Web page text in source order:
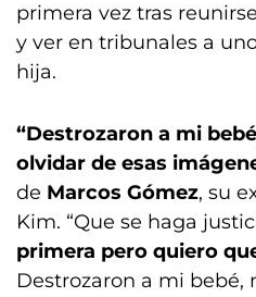
primera vez tras
y ver en tribunales a
hija.
“Destrozaron a mi
olvidar de esas
de Marcos Gómez, su
Kim. “Que se haga
primera pero quiero
Destrozaron a mi bebé,